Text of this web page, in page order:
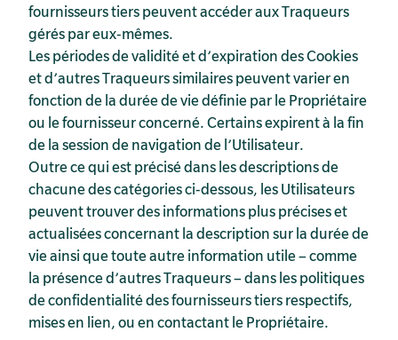
fournisseurs tiers peuvent accéder aux Traqueurs
gérés par eux-mêmes.
Les périodes de validité et d’expiration des Cookies
et d’autres Traqueurs similaires peuvent varier en
fonction de la durée de vie définie par le Propriétaire
ou le fournisseur concerné. Certains expirent à la fin
de la session de navigation de l’Utilisateur.
Outre ce qui est précisé dans les descriptions de
chacune des catégories ci-dessous, les Utilisateurs
peuvent trouver des informations plus précises et
actualisées concernant la description sur la durée de
vie ainsi que toute autre information utile – comme
la présence d’autres Traqueurs – dans les politiques
de confidentialité des fournisseurs tiers respectifs,
mises en lien, ou en contactant le Propriétaire.